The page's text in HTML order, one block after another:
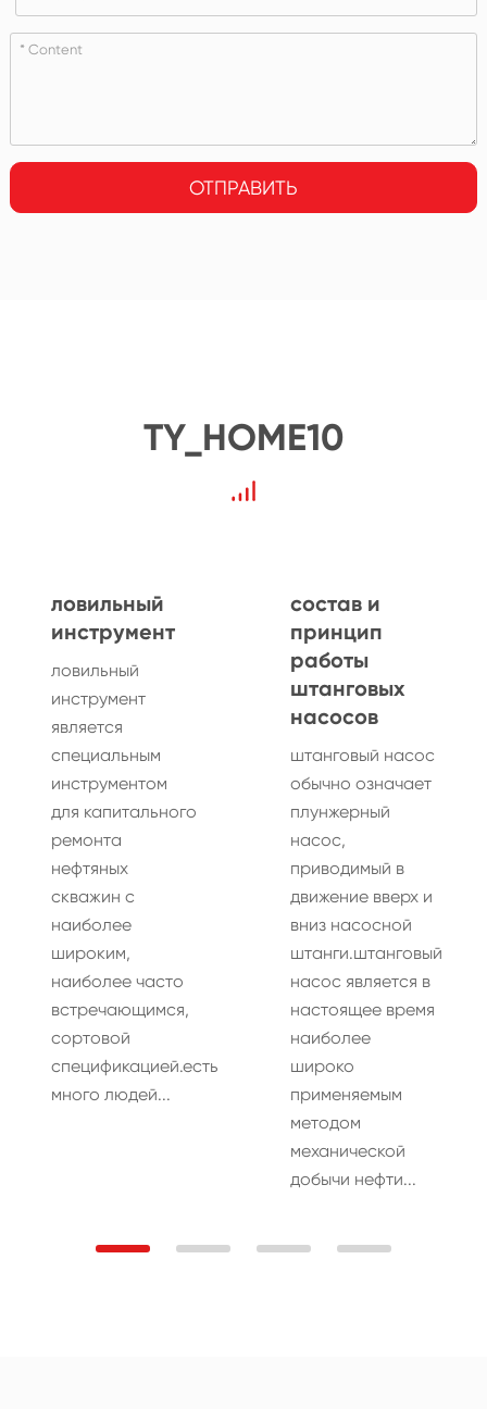
ОТПРАВИТЬ
TY_HOME10
ловильный
инструмент
ловильный
инструмент
является
специальным
инструментом
для капитального
ремонта
нефтяных
скважин с
наиболее
широким,
наиболее часто
встречающимся,
сортовой
спецификацией.есть
много людей...
состав и
принцип
работы
штанговых
насосов
штанговый насос
обычно означает
плунжерный
насос,
приводимый в
движение вверх и
вниз насосной
штанги.штанговый
насос является в
настоящее время
наиболее
широко
применяемым
методом
механической
добычи нефти...